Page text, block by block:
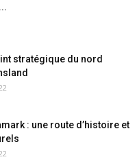
stratégique du nord
: une route d’histoire et